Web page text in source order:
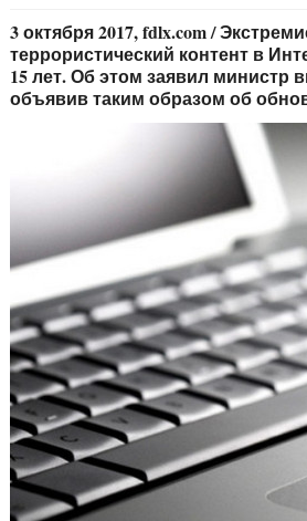
3 октября 2017, fdlx.com /
террористический контент в
15 лет. Об этом заявил министр
объявив таким образом об